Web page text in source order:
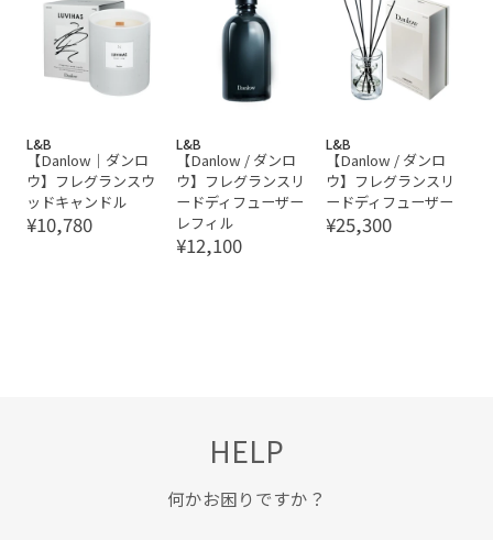
L&B
【Danlow｜ダンロ
ウ】フレグランスウ
ッドキャンドル
¥10,780
L&B
【Danlow / ダンロ
ウ】フレグランスリ
ードディフューザー
レフィル
¥12,100
L&B
【Danlow / ダンロ
ウ】フレグランスリ
ードディフューザー
¥25,300
HELP
何かお困りですか？